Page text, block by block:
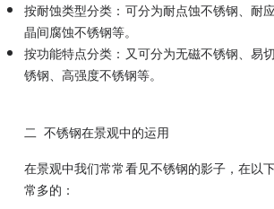
按耐蚀类型分类：可分为耐点蚀不锈钢、耐
晶间腐蚀不锈钢等。
按功能特点分类：又可分为无磁不锈钢、易
锈钢、高强度不锈钢等。
二 不锈钢在景观中的运用
在景观中我们常常看见不锈钢的影子，在以
常多的：